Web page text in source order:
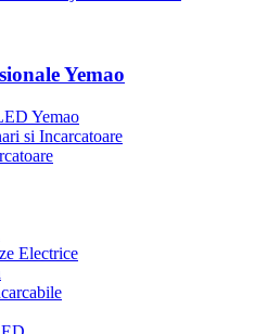
Yemao
Yemao
si Incarcatoare
Electrice